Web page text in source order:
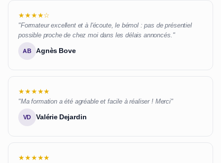
★★★★☆
"Formateur excellent et à l'écoute, le bémol : pas de présentiel
possible proche de chez moi dans les délais annoncés."
AB Agnès Bove
★★★★★
"Ma formation a été agréable et facile à réaliser ! Merci"
VD Valérie Dejardin
★★★★★